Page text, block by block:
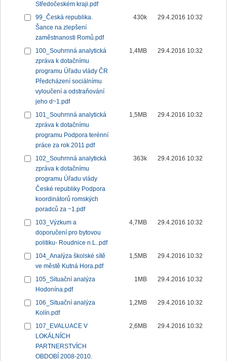
Středočeském kraji.pdf
99_Česká republika.
Šance na zlepšení
zaměstnanosti Romů.pdf
430k 29.4.2016 10:32
100_Souhrnná analytická
zpráva k dotačnímu
programu Úřadu vlády ČR
Předcházení sociálnímu
vyloučení a odstraňování
jeho d~1.pdf
1,4MB 29.4.2016 10:32
101_Souhrnná analytická
zpráva k dotačnímu
programu Podpora terénní
práce za rok 2011.pdf
1,5MB 29.4.2016 10:32
102_Souhrnná analytická
zpráva k dotačnímu
programu Úřadu vlády
České republiky Podpora
koordinátorů romských
poradců za ~1.pdf
363k 29.4.2016 10:32
103_Výzkum a
doporučení pro bytovou
politiku- Roudnice n.L..pdf
4,7MB 29.4.2016 10:32
104_Analýza školské sítě
ve městě Kutná Hora.pdf
1,5MB 29.4.2016 10:32
105_Situační analýza
Hodonína.pdf
1MB 29.4.2016 10:32
106_Situační analýza
Kolín.pdf
1,2MB 29.4.2016 10:32
107_EVALUACE V
LOKÁLNÍCH
PARTNERSTVÍCH
OBDOBÍ 2008-2010.
2,6MB 29.4.2016 10:32